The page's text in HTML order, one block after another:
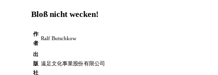
Bloß nicht wecken!
作
者
Ralf Butschkow
出
版
社
遠足文化事業股份有限公司